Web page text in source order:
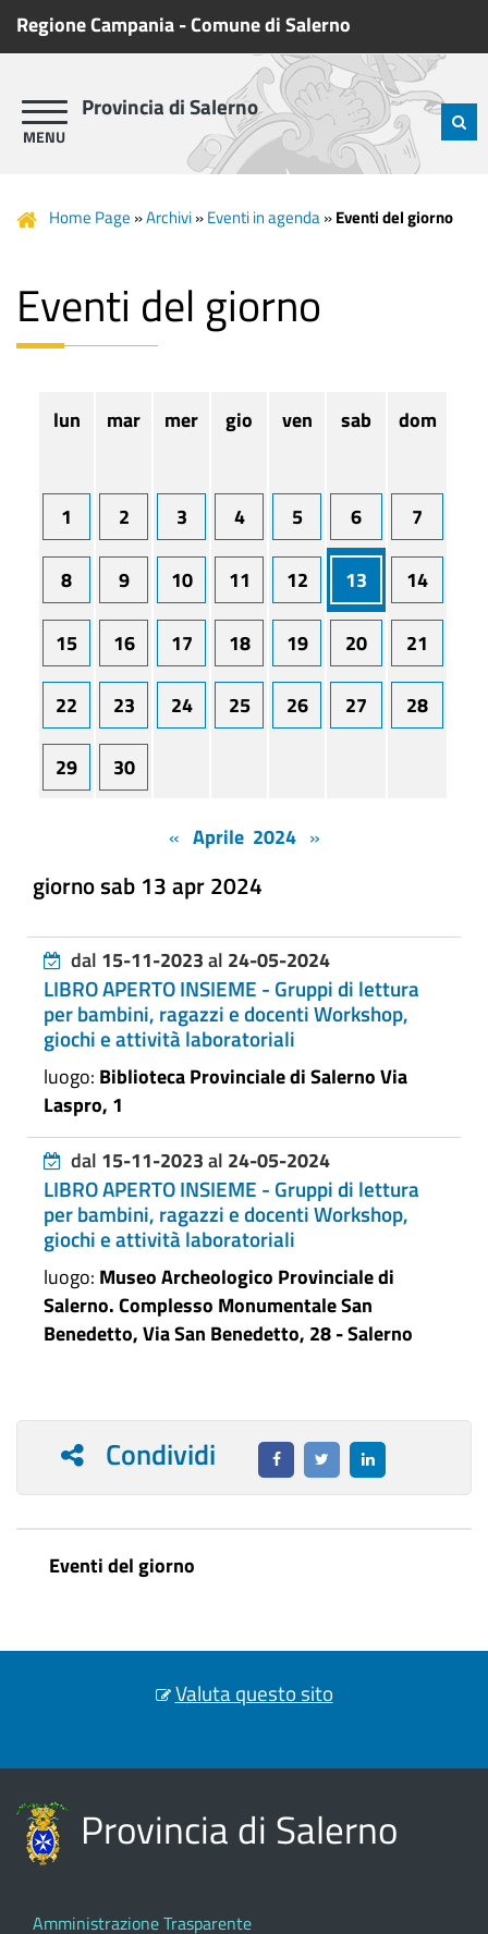
Regione Campania-Comune di Salerno
Provincia di Salerno
Home Page »Archivi»Eventi in agenda»Eventi del giorno
Eventi del giorno
lun mar mer gio ven sab dom
1 2 3 4 5 6 7
8 9 10 11 12 13 14
15 16 17 18 19 20 21
22 23 24 25 26 27 28
29 30
« Aprile 2024 »
giorno sab 13 apr 2024
dal 15-11-2023al 24-05-2024
LIBRO APERTO INSIEME - Gruppi di lettura
per bambini, ragazzi e docenti Workshop,
giochi e attività laboratoriali
luogo: Biblioteca Provinciale di Salerno Via
Laspro, 1
dal 15-11-2023al 24-05-2024
LIBRO APERTO INSIEME - Gruppi di lettura
per bambini, ragazzi e docenti Workshop,
giochi e attività laboratoriali
luogo: Museo Archeologico Provinciale di
Salerno. Complesso Monumentale San
Benedetto, Via San Benedetto, 28 - Salerno
Condividi
Eventi del giorno
Valuta questo sito
Provincia di Salerno
Amministrazione Trasparente